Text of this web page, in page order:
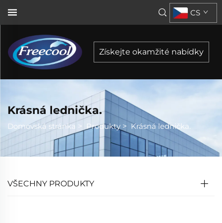
CS
Získejte okamžité nabídky
Krásná lednička.
Domovská stránka > Produkty > Krásná lednička.
VŠECHNY PRODUKTY